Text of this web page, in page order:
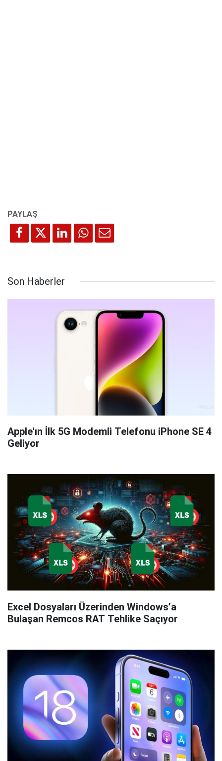
Son Haberler
Apple'ın İlk 5G Modemli Telefonu iPhone SE 4
Geliyor
Excel Dosyaları Üzerinden Windows’a
Bulaşan Remcos RAT Tehlike Saçıyor